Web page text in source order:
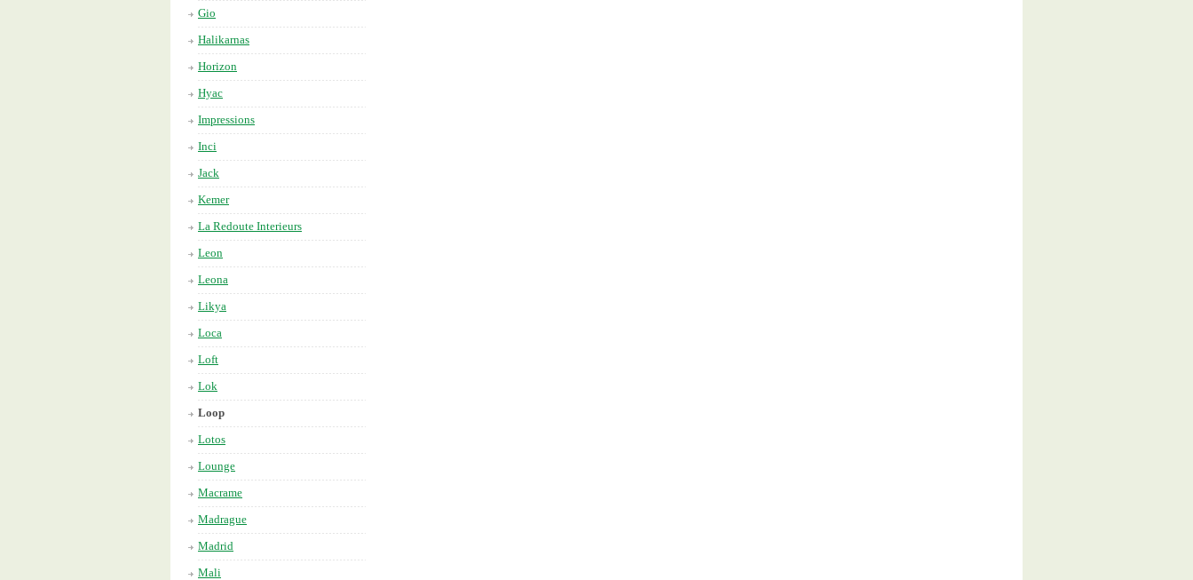
Gio
Halikarnas
Horizon
Hyac
Impressions
Inci
Jack
Kemer
La Redoute Interieurs
Leon
Leona
Likya
Loca
Loft
Lok
Loop
Lotos
Lounge
Macrame
Madrague
Madrid
Mali